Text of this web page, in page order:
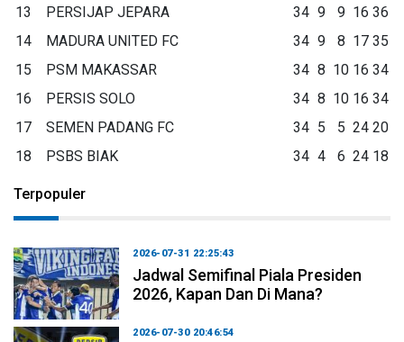
13 PERSIJAP JEPARA 34 9 9 16 36
14
MADURA UNITED FC 34 9 8 17 35
15
PSM MAKASSAR 34 8 10 16 34
16
PERSIS SOLO 34 8 10 16 34
17
SEMEN PADANG FC 34 5 5 24 20
18
PSBS BIAK 34 4 6 24 18
Terpopuler
2026-07-31 22:25:43
Jadwal Semifinal Piala Presiden
2026, Kapan Dan Di Mana?
2026-07-30 20:46:54